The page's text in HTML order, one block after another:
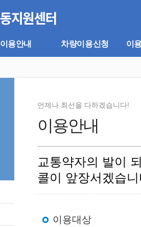
이용안내 차량이용신청 이
이용안내
언제나 최선을 다하겠습니다!
교통약자의 발이
콜이 앞장서겠습
이용대상